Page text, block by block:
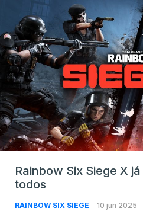
Rainbow Six Siege X
todos
RAINBOW SIX SIEGE 10 jun 2025